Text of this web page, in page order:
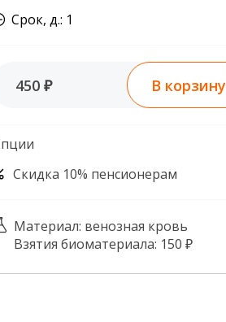
аудит
лаборатории
Срок, д.: 1
450 ₽ В корзину
Скидка 10% пенсионерам
Материал: венозная кровь
Взятия биоматериала: 150 ₽